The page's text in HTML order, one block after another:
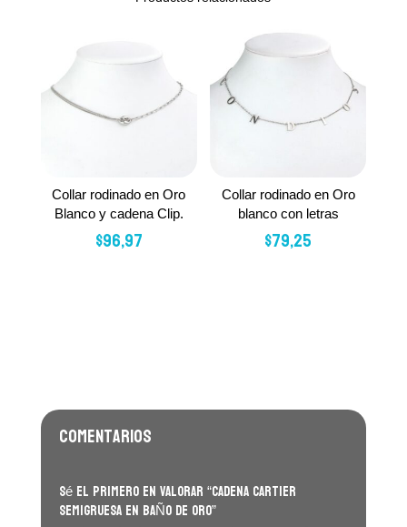
Collar rodinado en Oro
Blanco y cadena Clip.
$96,97
Collar rodinado en Oro
blanco con letras
$79,25
Comentarios
Sé el primero en valorar “CADENA CARTIER
SEMIGRUESA EN BAÑO DE ORO”